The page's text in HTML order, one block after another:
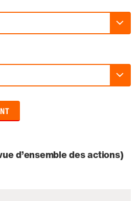
d’ensemble des actions)